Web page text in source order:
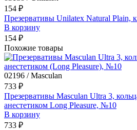
154 ₽
Презервативы Unilatex Natural Plain,
В корзину
154 ₽
Похожие товары
02196 / Masculan
733 ₽
Презервативы Masculan Ultra 3,
анестетиком Long Pleasure, №10
В корзину
733 ₽